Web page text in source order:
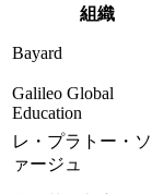
組織
Bayard
Galileo Global
Education
レ・プラトー・
ァージュ